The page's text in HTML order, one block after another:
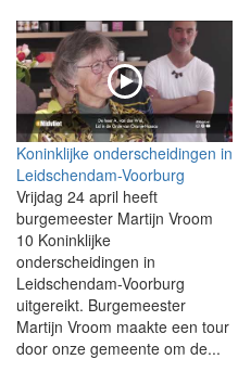
Koninklijke onderscheidingen in
Leidschendam-Voorburg
Vrijdag 24 april heeft
burgemeester Martijn Vroom
10 Koninklijke
onderscheidingen in
Leidschendam-Voorburg
uitgereikt. Burgemeester
Martijn Vroom maakte een tour
door onze gemeente om de...